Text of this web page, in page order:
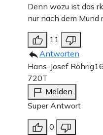
Denn wozu ist das
nur nach dem Mund
11
Antworten
Hans-Josef Röhrig
720T
Melden
Super Antwort
0